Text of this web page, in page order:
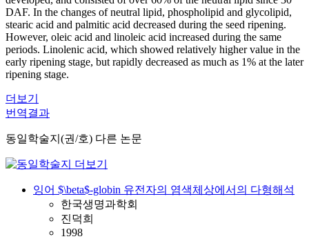
DAF. In the changes of neutral lipid, phospholipid and glycolipid,
stearic acid and palmitic acid decreased during the seed ripening.
However, oleic acid and linoleic acid increased during the same
periods. Linolenic acid, which showed relatively higher value in the
early ripening stage, but rapidly decreased as much as 1% at the later
ripening stage.
더보기
번역결과
동일학술지(권/호) 다른 논문
잉어 $\beta$-globin 유전자의 염색체상에서의 다형해석
한국생명과학회
진덕희
1998